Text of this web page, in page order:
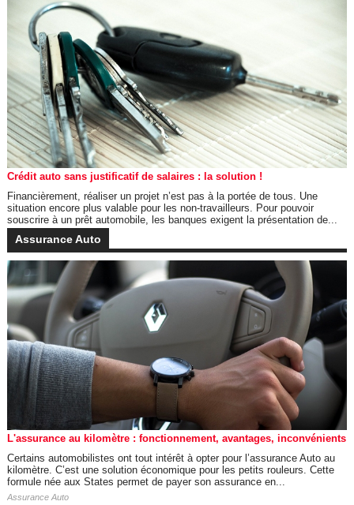
Crédit auto sans justificatif de salaires : la solution !
Financièrement, réaliser un projet n’est pas à la portée de tous. Une
situation encore plus valable pour les non-travailleurs. Pour pouvoir
souscrire à un prêt automobile, les banques exigent la présentation de...
Assurance Auto
L'assurance au kilomètre : fonctionnement, avantages, inconvénients
Certains automobilistes ont tout intérêt à opter pour l’assurance Auto au
kilomètre. C’est une solution économique pour les petits rouleurs. Cette
formule née aux States permet de payer son assurance en...
Assurance Auto